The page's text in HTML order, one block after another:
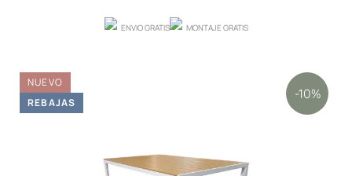
ENVIO GRATIS MONTAJE GRATIS
NUEVO
-10%
REBAJAS